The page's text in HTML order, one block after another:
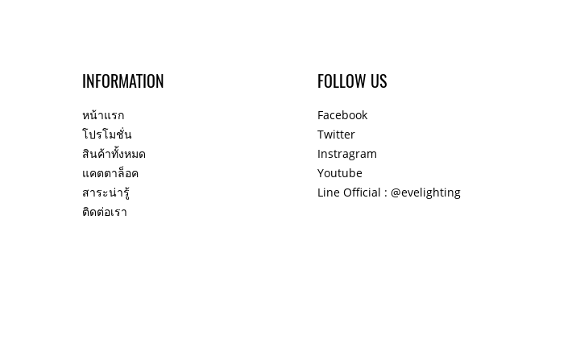
INFORMATION
หน้าแรก
โปรโมชั่น
สินค้าทั้งหมด
แคตตาล็อค
สาระน่ารู้
ติดต่อเรา
FOLLOW US
Facebook
Twitter
Instragram
Youtube
Line Official : @evelighting